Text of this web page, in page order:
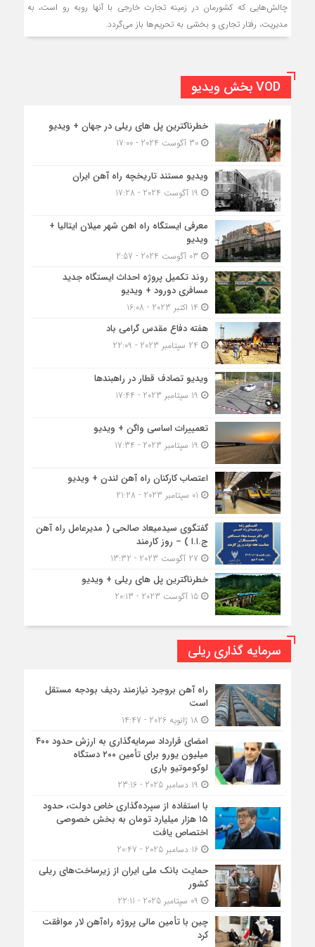
چالش‌هایی که کشورمان در زمینه تجارت خارجی با آنها روبه رو است، به
مدیریت، رفتار تجاری و بخشی به تحریم‌ها باز می‌گردد.
VOD بخش ویدیو
خطرناکترین پل های ریلی در جهان + ویدیو
30 آگوست 2024 - 17:00
ویدیو مستند تاریخچه راه آهن ایران
معرفی ایستگاه راه اهن شهر میلان ایتالیا +
ویدیو
روند تکمیل پروژه احداث ایستگاه جدید
مسافری دورود + ویدیو
هفته دفاع مقدس گرامی باد
ویدیو تصادف قطار در راهبندها
تعمییرات اساسی واگن + ویدیو
اعتصاب کارکنان راه آهن لندن + ویدیو
گفتگوی سیدمیعاد صالحی ( مدیرعامل راه آهن
ج.ا.ا ) – روز کارمند
خطرناکترین پل های ریلی + ویدیو
15 آگوست 2023 - 20:13
سرمایه گذاری ریلی
راه آهن بروجرد نیازمند ردیف بودجه مستقل
است
امضای قرارداد سرمایه‌گذاری به ارزش حدود ۴۰۰
میلیون یورو برای تأمین ۲۰۰ دستگاه
لوکوموتیو باری
با استفاده از سپرده‌گذاری خاص دولت، حدود
۱۵ هزار میلیارد تومان به بخش خصوصی
اختصاص یافت
16 دسامبر 2025 - 20:47
حمایت بانک ملی ایران از زیرساخت‌های ریلی
کشور
چین با تأمین مالی پروژه راه‌آهن لار موافقت
کرد